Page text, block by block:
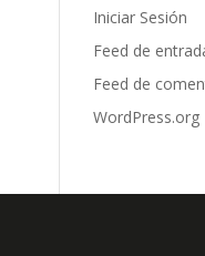
Iniciar Sesión
Feed de
Feed de
WordPress.org